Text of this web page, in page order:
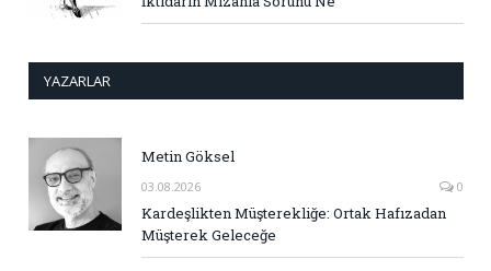
YAZARLAR
Metin Göksel
03.08.2026 0
Kardeşlikten Müşterekliğe: Ortak Hafızadan
Müşterek Geleceğe